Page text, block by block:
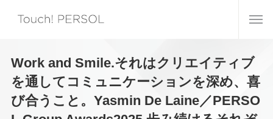
Work and Smile.それはクリエイティブ
を通してコミュニケーションを深め、喜
び合うこと。Yasmin De Laine／PERSO